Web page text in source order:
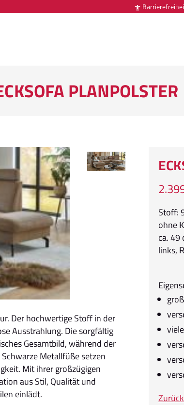

PLANPOLSTER
Der hochwertige Stoff in der
Ausstrahlung. Die sorgfältig
Gesamtbild, während der
Metallfüße setzen
Mit ihrer großzügigen
aus Stil, Qualität und
einlädt.
Stoff:
ohne
ca. 49
links,
Zurück